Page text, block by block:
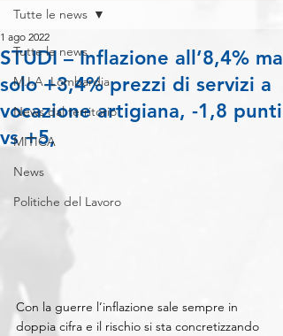
Tutte le news
M.I.A. Lombardia
News dal territorio
MITICA
News
Politiche del Lavoro
Tutte le news
STUDI – Inflazione all’8,4% ma
solo +3,4% prezzi di servizi a
vocazione artigiana, -1,8 punti
vs +5,
1 ago 2022
Con la guerre l’inflazione sale sempre in
doppia cifra e il rischio si sta concretizzando